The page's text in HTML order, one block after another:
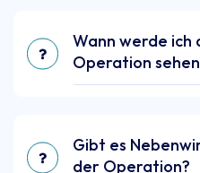
Wann werde ich
Operation
Gibt es
der Operation?